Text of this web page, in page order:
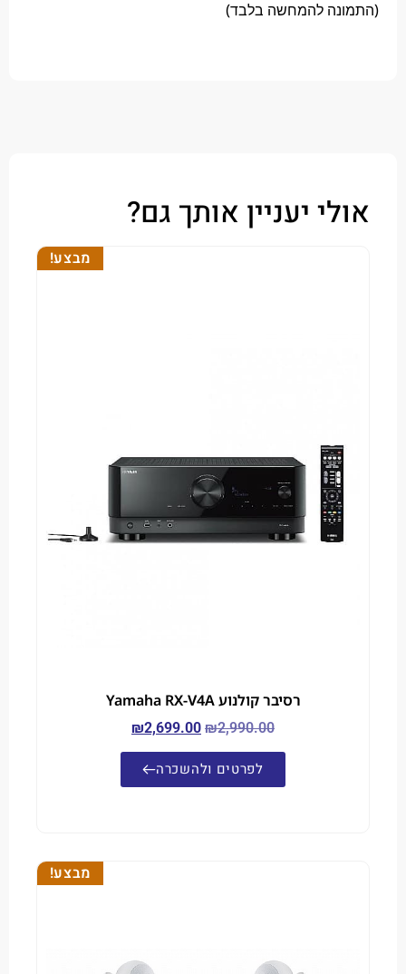
להמחשה בלבד)
יעניין אותך גם?
רסיבר קולנוע Yamaha RX-V4A
₪
₪2,699.00
לפרטים ולהשכרה